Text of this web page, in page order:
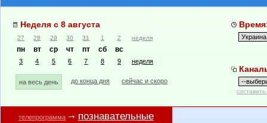
Неделя с 8 августа
27 28 29 30 31 1 2 неделя
пн вт ср чт пт сб вс
3 4 5 6 7 8 9 неделя
на весь день до конца дня сейчас и скоро
телепрограмма познавательные